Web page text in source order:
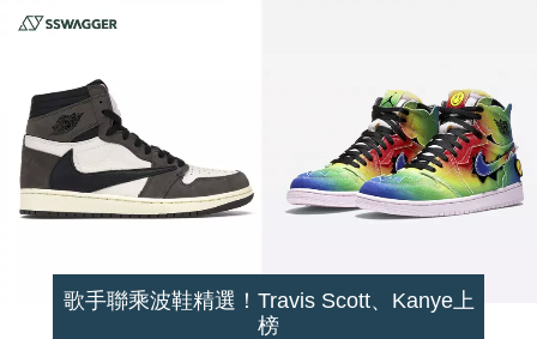
歌手聯乘波鞋精選！Travis Scott、Kanye上
榜